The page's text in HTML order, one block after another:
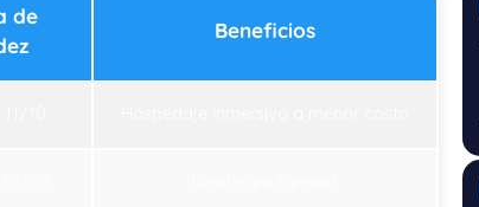
de
Beneficios